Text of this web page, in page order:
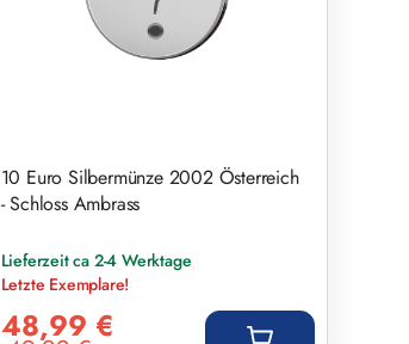
10 Euro Silbermünze 2002 Österreich
- Schloss Ambrass
Lieferzeit ca 2-4 Werktage
Letzte Exemplare!
48,99 €